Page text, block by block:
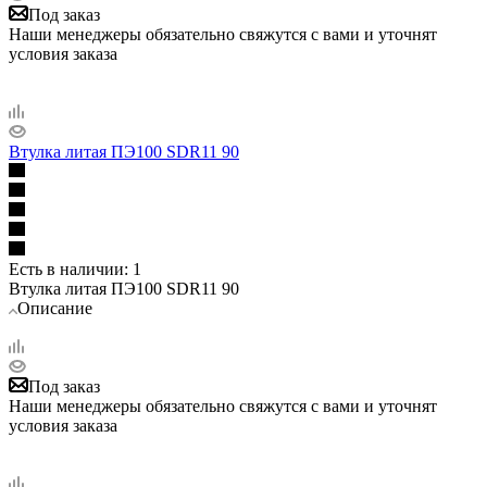
Под заказ
Наши менеджеры обязательно свяжутся с вами и уточнят
условия заказа
Втулка литая ПЭ100 SDR11 90
Есть в наличии: 1
Втулка литая ПЭ100 SDR11 90
Описание
Под заказ
Наши менеджеры обязательно свяжутся с вами и уточнят
условия заказа